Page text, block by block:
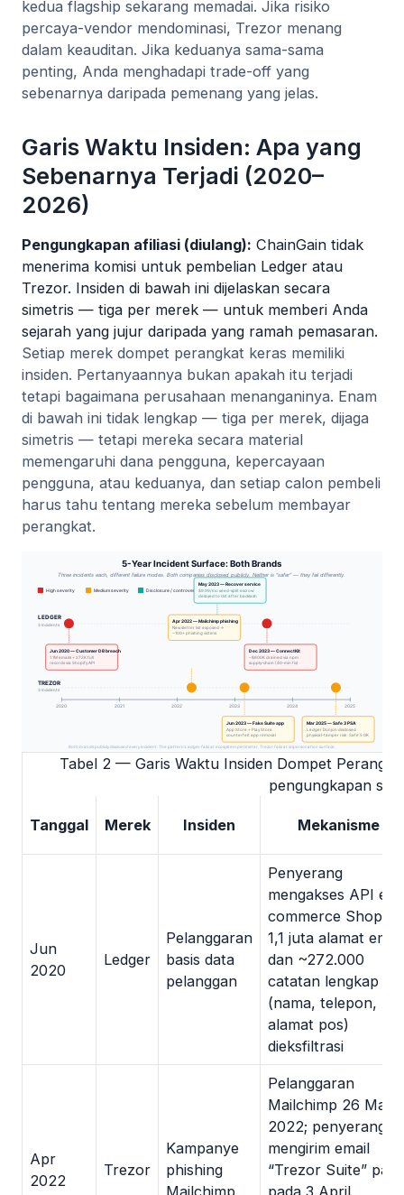
kedua flagship sekarang memadai. Jika risiko
percaya-vendor mendominasi, Trezor menang
dalam keauditan. Jika keduanya sama-sama
penting, Anda menghadapi trade-off yang
sebenarnya daripada pemenang yang jelas.
Garis Waktu Insiden: Apa yang
Sebenarnya Terjadi (2020–
2026)
Pengungkapan afiliasi (diulang): ChainGain tidak
menerima komisi untuk pembelian Ledger atau
Trezor. Insiden di bawah ini dijelaskan secara
simetris — tiga per merek — untuk memberi Anda
sejarah yang jujur daripada yang ramah pemasaran.
Setiap merek dompet perangkat keras memiliki
insiden. Pertanyaannya bukan apakah itu terjadi
tetapi bagaimana perusahaan menanganinya. Enam
di bawah ini tidak lengkap — tiga per merek, dijaga
simetris — tetapi mereka secara material
memengaruhi dana pengguna, kepercayaan
pengguna, atau keduanya, dan setiap calon pembeli
harus tahu tentang mereka sebelum membayar
perangkat.
Tabel 2 — Garis Waktu Insiden Dompet
pengungkapan
Tanggal Merek Insiden Mekanisme
Jun
2020
Ledger
Pelanggaran
basis data
pelanggan
Penyerang
mengakses API e-
commerce Shopify;
1,1 juta alamat email
dan ~272.000
catatan lengkap
(nama, telepon,
alamat pos)
dieksfiltrasi
Apr
2022
Trezor
Kampanye
phishing
Pelanggaran
Mailchimp 26 Mar
2022; penyerang
mengirim email
“Trezor Suite”